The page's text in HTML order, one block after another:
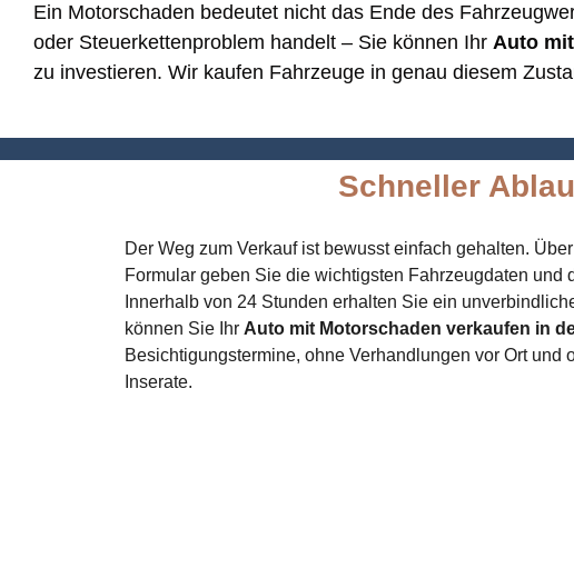
Ein Motorschaden bedeutet nicht das Ende des
oder Steuerkettenproblem handelt – Sie können Ihr Auto
zu investieren. Wir kaufen Fahrzeuge in genau diesem
Schneller
Der Weg zum Verkauf ist bewusst einfach gehalten.
Formular geben Sie die wichtigsten Fahrzeugdaten und
Innerhalb von 24 Stunden erhalten Sie ein
können Sie Ihr Auto mit Motorschaden verkaufen in
Besichtigungstermine, ohne Verhandlungen vor Ort und
Inserate.